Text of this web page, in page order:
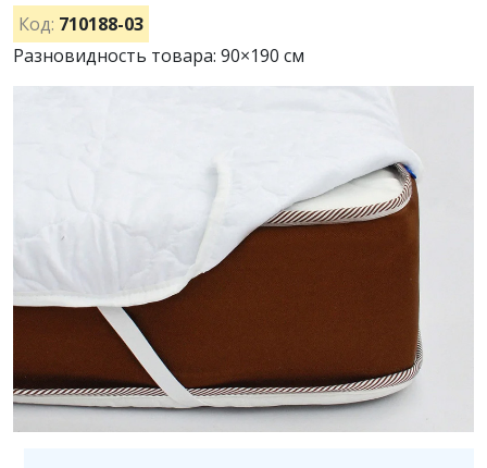
Код: 710188-03
Разновидность товара: 90×190 см